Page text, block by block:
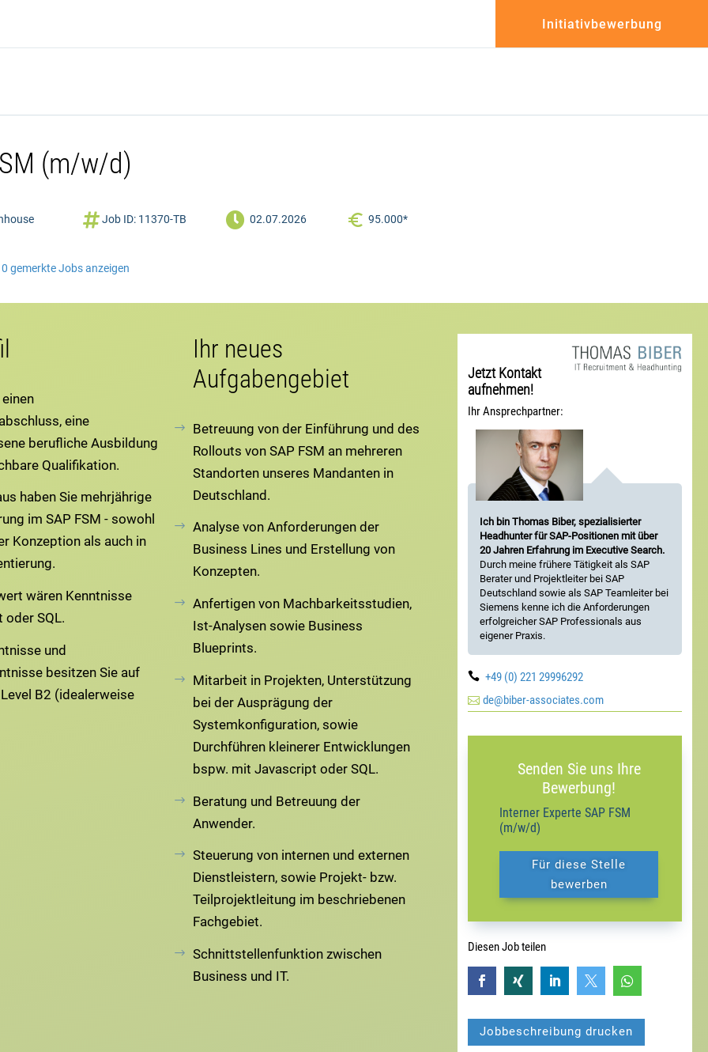
Initiativbewerbung
(m/w/d)
Job ID: 11370-TB  02.07.2026 95.000*
0 gemerkte Jobs anzeigen
eine
berufliche Ausbildung
Qualifikation.
haben Sie mehrjährige
im SAP FSM - sowohl
Konzeption als auch in
wären Kenntnisse
oder SQL.
und
besitzen Sie auf
B2 (idealerweise
Ihr neues
Aufgabengebiet
Betreuung von der Einführung und des
Rollouts von SAP FSM an mehreren
Standorten unseres Mandanten in
Deutschland.
Analyse von Anforderungen der
Business Lines und Erstellung von
Konzepten.
Anfertigen von Machbarkeitsstudien,
Ist-Analysen sowie Business
Blueprints.
Mitarbeit in Projekten, Unterstützung
bei der Ausprägung der
Systemkonfiguration, sowie
Durchführen kleinerer Entwicklungen
bspw. mit Javascript oder SQL.
Beratung und Betreuung der
Anwender.
Steuerung von internen und externen
Dienstleistern, sowie Projekt- bzw.
Teilprojektleitung im beschriebenen
Fachgebiet.
Schnittstellenfunktion zwischen
Business und IT.
Jetzt Kontakt
aufnehmen!
Ihr Ansprechpartner:
Ich bin Thomas Biber, spezialisierter
Headhunter für SAP-Positionen mit über
20 Jahren Erfahrung im Executive Search.
Durch meine frühere Tätigkeit als SAP
Berater und Projektleiter bei SAP
Deutschland sowie als SAP Teamleiter bei
Siemens kenne ich die Anforderungen
erfolgreicher SAP Professionals aus
eigener Praxis.
 +49 (0) 221 29996292
de@biber-associates.com
Senden Sie uns Ihre
Bewerbung!
Interner Experte SAP FSM
(m/w/d)
Für diese Stelle
bewerben
Diesen Job teilen
    
Jobbeschreibung drucken